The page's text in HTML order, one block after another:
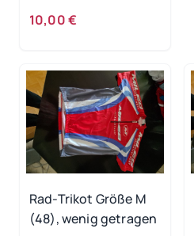
10,00 €
Rad-Trikot Größe M
(48), wenig getragen